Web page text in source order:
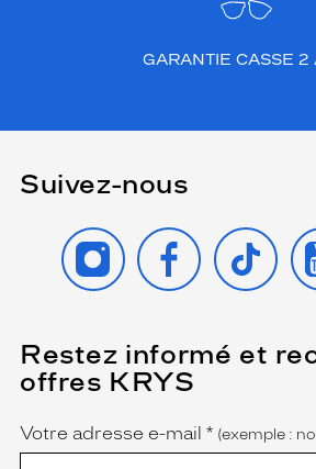
GARANTIE CASSE 2
Suivez-nous
INSTAGRAMFACEBOOK
TIKTOK
Restez informé et
offres KRYS
Name
Votre adresse e-mail *
(Ce
champ
est
obligatoire)
(exemple :